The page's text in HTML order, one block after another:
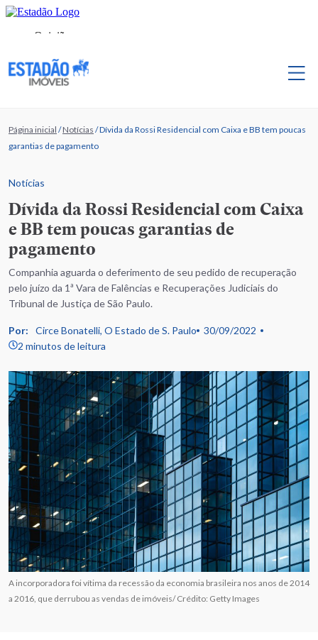
Página inicial /Notícias /Dívida da Rossi Residencial com Caixa e BB tem poucas
garantias de pagamento
Notícias
Dívida da Rossi Residencial com Caixa
e BB tem poucas garantias de
pagamento
Companhia aguarda o deferimento de seu pedido de recuperação
pelo juízo da 1ª Vara de Falências e Recuperações Judiciais do
Tribunal de Justiça de São Paulo.
Por: Circe Bonatelli, O Estado de S. Paulo
30/09/2022
2 minutos de leitura
A incorporadora foi vítima da recessão da economia brasileira nos anos de 2014
a 2016, que derrubou as vendas de imóveis/ Crédito: Getty Images